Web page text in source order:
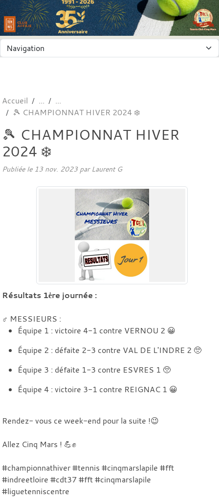
Accueil
🎾 CHAMPIONNAT HIVER 2024 ❄️
🎾 CHAMPIONNAT HIVER
2024 ❄️
Publiée le 13 nov. 2023par Laurent G
Résultats 1ėre journée :
♂️ MESSIEURS :
Équipe 1 : victoire 4-1 contre VERNOU 2 😀
Équipe 2 : défaite 2-3 contre VAL DE L'INDRE 2 🥺
Équipe 3 : défaite 1-3 contre ESVRES 1 🥺
Équipe 4 : victoire 3-1 contre REIGNAC 1 😀
Rendez- vous ce week-end pour la suite !😉
Allez Cinq Mars ! 💪✊
#championnathiver #tennis #cinqmarslapile #fft
#indreetloire #cdt37 #fft #cinqmarslapile
#liguetenniscentre
Panneau de gestion des cookies